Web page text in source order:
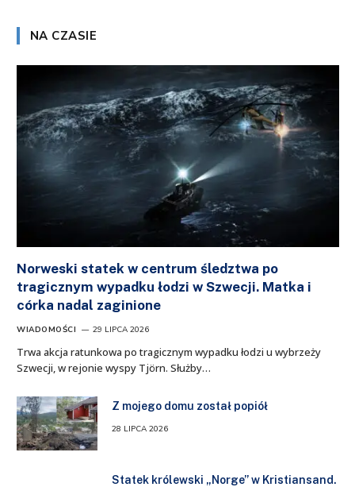
NA CZASIE
Norweski statek w centrum śledztwa po
tragicznym wypadku łodzi w Szwecji. Matka i
córka nadal zaginione
WIADOMOŚCI 29 LIPCA 2026
Trwa akcja ratunkowa po tragicznym wypadku łodzi u wybrzeży
Szwecji, w rejonie wyspy Tjörn. Służby…
Z mojego domu został popiół
28 LIPCA 2026
Statek królewski „Norge” w Kristiansand.